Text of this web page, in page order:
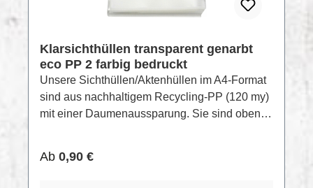
Klarsichthüllen transparent genarbt
eco PP 2 farbig bedruckt
Unsere Sichthüllen/Aktenhüllen im A4-Format
sind aus nachhaltigem Recycling-PP (120 my)
mit einer Daumenaussparung. Sie sind oben
100 % Recycling-PP-Folie, 120 my transparent
Regulärer Preis:
Ab 0,90 €